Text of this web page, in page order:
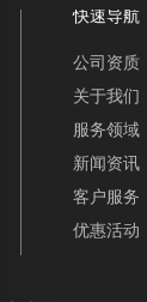
快速导航
公司资质
关于我们
服务领域
新闻资讯
客户服务
优惠活动